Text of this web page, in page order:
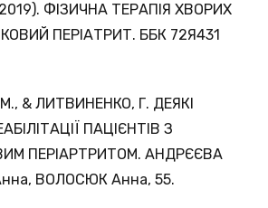
ФІЗИЧНА ТЕРАПІЯ ХВОРИХ
ПЕРІАТРИТ. ББК 72Я431
& ЛИТВИНЕНКО, Г. ДЕЯКІ
ПАЦІЄНТІВ З
ПЕРІАРТРИТОМ. АНДРЄЄВА
ВОЛОСЮК Анна, 55.